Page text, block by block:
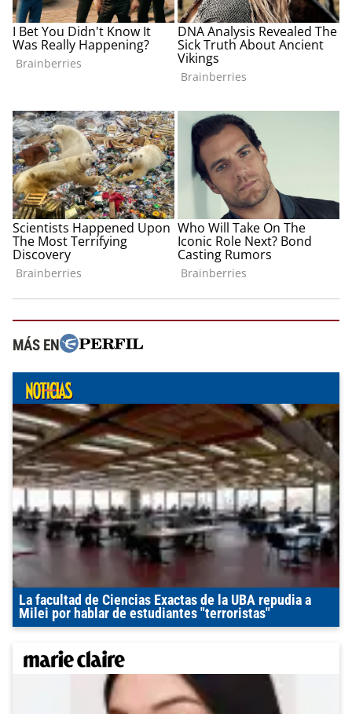
MÁS EN
La facultad de Ciencias Exactas de la UBA repudia a
Milei por hablar de estudiantes "terroristas"